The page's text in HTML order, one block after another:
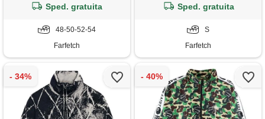
Sped. gratuita
48-50-52-54
Farfetch
Sped. gratuita
S
Farfetch